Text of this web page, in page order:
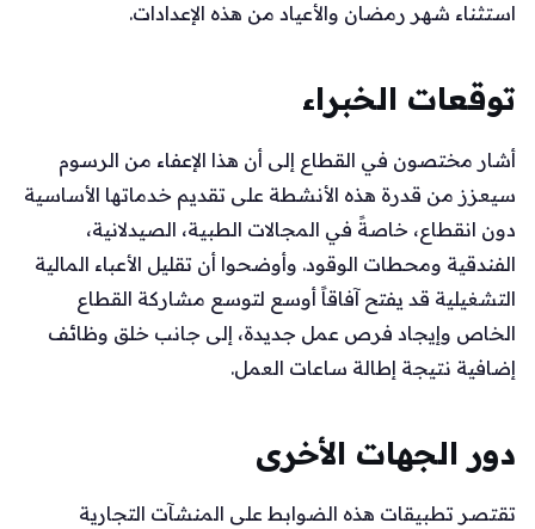
استثناء شهر رمضان والأعياد من هذه الإعدادات.
توقعات الخبراء
أشار مختصون في القطاع إلى أن هذا الإعفاء من الرسوم
سيعزز من قدرة هذه الأنشطة على تقديم خدماتها الأساسية
دون انقطاع، خاصةً في المجالات الطبية، الصيدلانية،
الفندقية ومحطات الوقود. وأوضحوا أن تقليل الأعباء المالية
التشغيلية قد يفتح آفاقاً أوسع لتوسع مشاركة القطاع
الخاص وإيجاد فرص عمل جديدة، إلى جانب خلق وظائف
إضافية نتيجة إطالة ساعات العمل.
دور الجهات الأخرى
تقتصر تطبيقات هذه الضوابط على المنشآت التجارية